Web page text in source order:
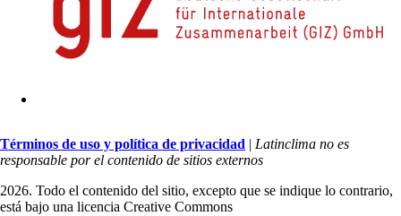
Términos de uso y política de privacidad | Latinclima no es
responsable por el contenido de sitios externos
2026. Todo el contenido del sitio, excepto que se indique lo contrario,
está bajo una licencia Creative Commons